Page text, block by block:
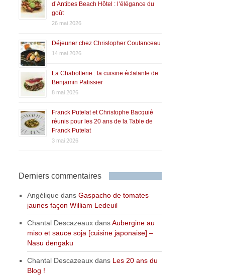
d’Antibes Beach Hôtel : l’élégance du
goût
26 mai 2026
Déjeuner chez Christopher Coutanceau
14 mai 2026
La Chabotterie : la cuisine éclatante de
Benjamin Patissier
8 mai 2026
Franck Putelat et Christophe Bacquié
réunis pour les 20 ans de la Table de
Franck Putelat
3 mai 2026
Derniers commentaires
Angélique dansGaspacho de tomates
jaunes façon William Ledeuil
Chantal Descazeaux dansAubergine au
miso et sauce soja [cuisine japonaise] –
Nasu dengaku
Chantal Descazeaux dans Les 20 ans du
Blog !